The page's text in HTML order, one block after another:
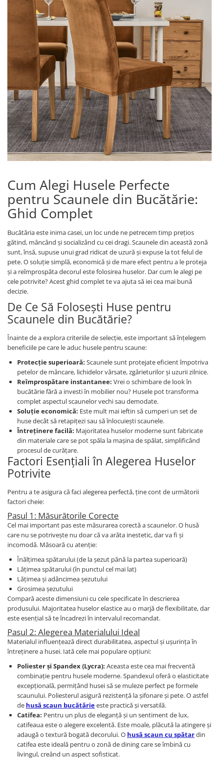
Lenjerii de pat Bumbac Poplin
Lenjerii de pat Catifea
Lenjerii de pat Damasc
Lenjerii de pat Finet + 2 Draperii
Lenjerii de pat Finet cu PLIURI
Lenjerii de pat finet Home
Lenjerii de pat Saten 4 piese cu
elastic
Cum Alegi Husele Perfecte
pentru Scaunele din Bucătărie:
Ghid Complet
Bucătăria este inima casei, un loc unde ne petrecem timp prețios
gătind, mâncând și socializând cu cei dragi. Scaunele din această zonă
sunt, însă, supuse unui grad ridicat de uzură și expuse la tot felul de
pete. O soluție simplă, economică și de mare efect pentru a le proteja
și a reîmprospăta decorul este folosirea huselor. Dar cum le alegi pe
cele potrivite? Acest ghid complet te va ajuta să iei cea mai bună
decizie.
De Ce Să Folosești Huse pentru
Scaunele din Bucătărie?
Înainte de a explora criteriile de selecție, este important să înțelegem
beneficiile pe care le aduc husele pentru scaune:
Protecție superioară: Scaunele sunt protejate eficient împotriva
petelor de mâncare, lichidelor vărsate, zgârieturilor și uzurii zilnice.
Reîmprospătare instantanee: Vrei o schimbare de look în
bucătărie fără a investi în mobilier nou? Husele pot transforma
complet aspectul scaunelor vechi sau demodate.
Soluție economică: Este mult mai ieftin să cumperi un set de
huse decât să retapițezi sau să înlocuiești scaunele.
Întreținere facilă: Majoritatea huselor moderne sunt fabricate
din materiale care se pot spăla la mașina de spălat, simplificând
procesul de curățare.
Factori Esențiali în Alegerea Huselor
Potrivite
Pentru a te asigura că faci alegerea perfectă, ține cont de următorii
factori cheie:
Pasul 1: Măsurătorile Corecte
Cel mai important pas este măsurarea corectă a scaunelor. O husă
care nu se potrivește nu doar că va arăta inestetic, dar va fi și
incomodă. Măsoară cu atenție:
Înălțimea spătarului (de la șezut până la partea superioară)
Lățimea spătarului (în punctul cel mai lat)
Lățimea și adâncimea șezutului
Grosimea șezutului
Compară aceste dimensiuni cu cele specificate în descrierea
produsului. Majoritatea huselor elastice au o marjă de flexibilitate, dar
este esențial să te încadrezi în intervalul recomandat.
Pasul 2: Alegerea Materialului Ideal
Materialul influențează direct durabilitatea, aspectul și ușurința în
întreținere a husei. Iată cele mai populare opțiuni:
Poliester și Spandex (Lycra): Aceasta este cea mai frecventă
combinație pentru husele moderne. Spandexul oferă o elasticitate
excepțională, permițând husei să se muleze perfect pe formele
scaunului. Poliesterul asigură rezistență la șifonare și pete. O astfel
de husă scaun bucătărieeste practică și versatilă.
Catifea: Pentru un plus de eleganță și un sentiment de lux,
catifeaua este o alegere excelentă. Este moale, plăcută la atingere și
adaugă o textură bogată decorului. O husă scaun cu spătardin
catifea este ideală pentru o zonă de dining care se îmbină cu
livingul, creând un aspect sofisticat.